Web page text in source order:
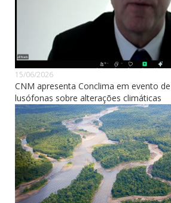
15/06/2026
CNM apresenta Conclima em evento
lusófonas sobre alterações climáticas